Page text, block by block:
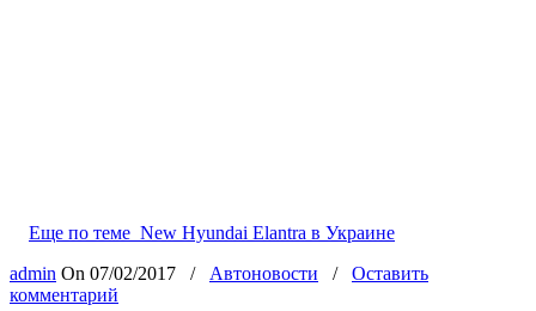
Еще по теме New Hyundai Elantra в Украине
admin On 07/02/2017 / Автоновости / Оставить
комментарий